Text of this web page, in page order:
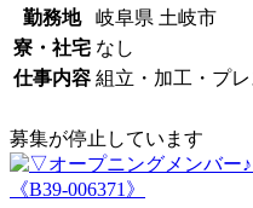
勤務地
岐阜県 土岐市
寮・社宅 なし
仕事内容 組立・加工・プ
募集が停止しています